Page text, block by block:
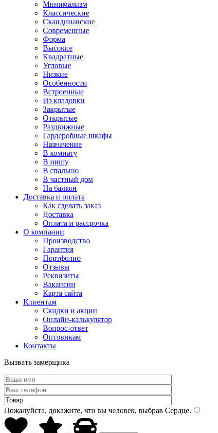
Минимализм
Классические
Скандинавские
Современные
Форма
Высокие
Квадратные
Угловые
Низкие
Особенности
Встроенные
Из кладовки
Закрытые
Открытые
Раздвижные
Гардеробные шкафы
Назначение
В комнату
В нишу
В спальню
В частный дом
На балкон
Доставка и оплата
Как сделать заказ
Доставка
Оплата и рассрочка
О компании
Производство
Гарантия
Портфолио
Отзывы
Реквизиты
Вакансии
Карта сайта
Клиентам
Скидки и акции
Онлайн-калькулятор
Вопрос-ответ
Оптовикам
Контакты
Вызвать замерщика
Пожалуйста, докажите, что вы человек, выбрав Сердце.